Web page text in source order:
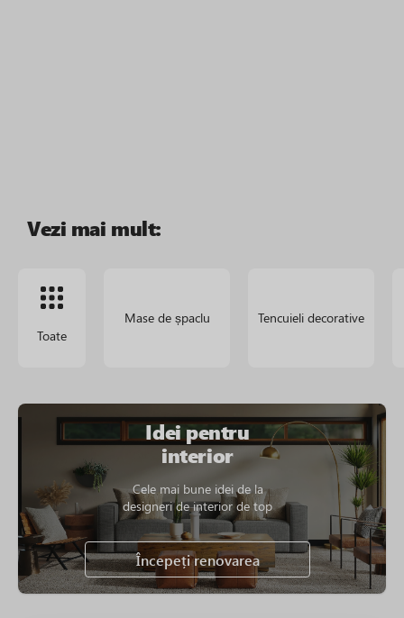
Vezi mai mult:
Toate
Mase de șpaclu Tencuieli decorative
Idei pentru
interior
Cele mai bune idei de la
designeri de interior de top
Începeți renovarea